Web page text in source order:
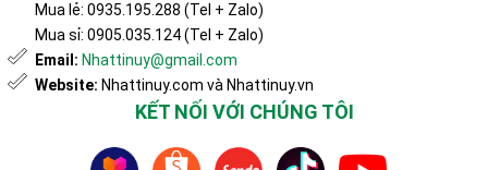
Mua lẻ: 0935.195.288 (Tel + Zalo)
Mua sỉ: 0905.035.124 (Tel + Zalo)
Email: Nhattinuy@gmail.com
Website: Nhattinuy.com và Nhattinuy.vn
KẾT NỐI VỚI CHÚNG TÔI